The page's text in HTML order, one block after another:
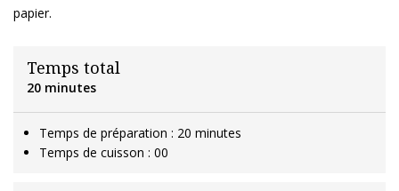
papier.
Temps total
20 minutes
Temps de préparation : 20 minutes
Temps de cuisson : 00